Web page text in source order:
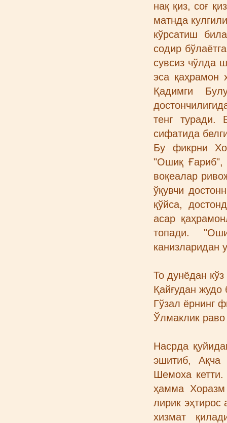
нақ қиз, соғ
матнда
кўрсатиш
содир
сувсиз чўлда
эса қаҳрамон
Қадимги
тенг туради.
сифатида
Бу фикрни
"Ошиқ Ғариб",
воқеалар
ўқувчи
қўйса,
асар
топади.
канизларидан
То дунёдан
Қайғудан жудо
Гўзал ёрнинг
Ўлмаклик
Насрда
эшитиб, Ақча
Шемоха
ҳамма Хоразм
лирик эҳтирос
хизмат